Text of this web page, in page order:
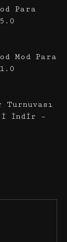
Para
Mod Para
Turnuvası
İndir –